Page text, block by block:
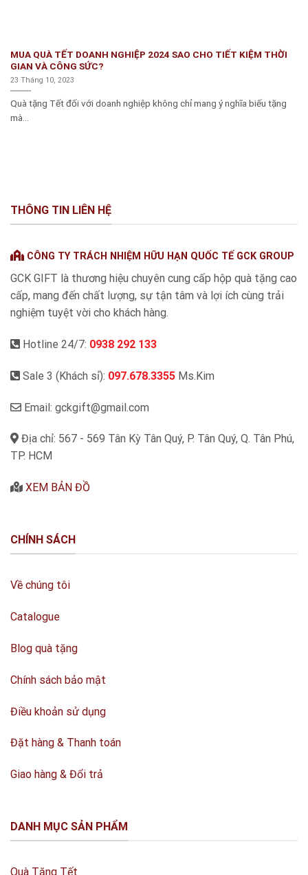
MUA QUÀ TẾT DOANH NGHIỆP 2024 SAO CHO TIẾT KIỆM THỜI
GIAN VÀ CÔNG SỨC?
23 Tháng 10, 2023
Quà tặng Tết đối với doanh nghiệp không chỉ mang ý nghĩa biếu tặng
mà...
THÔNG TIN LIÊN HỆ
CÔNG TY TRÁCH NHIỆM HỮU HẠN QUỐC TẾ GCK GROUP
GCK GIFT là thương hiệu chuyên cung cấp hộp quà tặng cao
cấp, mang đến chất lượng, sự tận tâm và lợi ích cùng trải
nghiệm tuyệt vời cho khách hàng.
Hotline 24/7: 0938 292 133
Sale 3 (Khách sỉ): 097.678.3355 Ms.Kim
Email: gckgift@gmail.com
Địa chỉ: 567 - 569 Tân Kỳ Tân Quý, P. Tân Quý, Q. Tân Phú,
TP. HCM
XEM BẢN ĐỒ
CHÍNH SÁCH
Về chúng tôi
Catalogue
Blog quà tặng
Chính sách bảo mật
Điều khoản sử dụng
Đặt hàng & Thanh toán
Giao hàng & Đổi trả
DANH MỤC SẢN PHẨM
Quà Tặng Tết